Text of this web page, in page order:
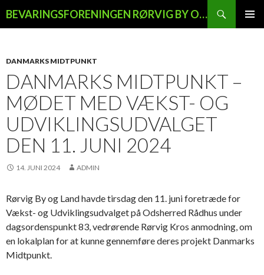
BEVARINGSFORENINGEN RØRVIG BY OG LAND
DANMARKS MIDTPUNKT
DANMARKS MIDTPUNKT –
MØDET MED VÆKST- OG
UDVIKLINGSUDVALGET
DEN 11. JUNI 2024
14. JUNI 2024 ADMIN
Rørvig By og Land havde tirsdag den 11. juni foretræde for
Vækst- og Udviklingsudvalget på Odsherred Rådhus under
dagsordenspunkt 83, vedrørende Rørvig Kros anmodning, om
en lokalplan for at kunne gennemføre deres projekt Danmarks
Midtpunkt.